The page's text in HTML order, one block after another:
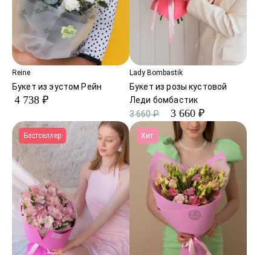
Reine
Букет из эустом Рейн
4 738 ₽
Lady Bombastik
Букет из розы кустовой
Леди бомбастик
3 660 ₽
3 660 ₽
Бестселлер Хит